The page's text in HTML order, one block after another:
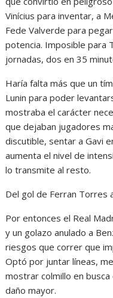
Vinícius para inventar, a
Fede Valverde para
potencia. Imposible para
jornadas, dos en 35
Haría falta más que un
Lunin para poder
mostraba el carácter
que dejaban jugadores
discutible, sentar a Gavi
aumenta el nivel de
lo transmite al resto.
Del gol de Ferran Torres
Por entonces el Real
y un golazo anulado a
riesgos que correr que
Optó por juntar líneas,
mostrar colmillo en
daño mayor.